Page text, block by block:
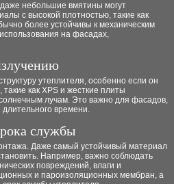
небольшие вмятины могут
с высокой плотностью, такие как
более устойчивы к механическим
на фасадах,
утеплителя, особенно если он
как XPS и жесткие плиты
лучам. Это важно для фасадов,
времени.
службы
Даже самый устойчивый материал
Например, важно соблюдать
повреждений, влаги и
и пароизоляционных мембран, а